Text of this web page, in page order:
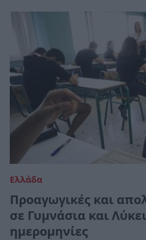
Ελλάδα
Προαγωγικές και
σε Γυμνάσια και
ημερομηνίες